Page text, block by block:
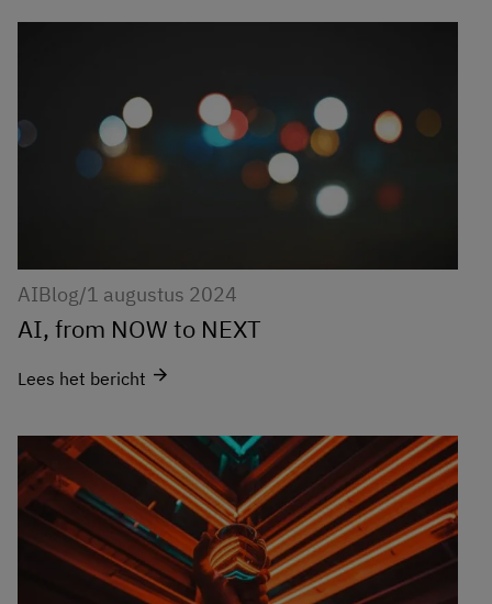
AIBlog/1 augustus 2024
AI, from NOW to NEXT
Lees het bericht arrow_forward